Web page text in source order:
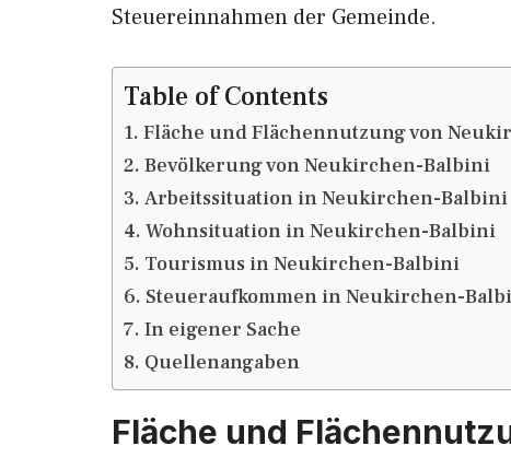
Steuereinnahmen der Gemeinde.
Table of Contents
Fläche und Flächennutzung von
Bevölkerung von Neukirchen-Balbini
Arbeitssituation in Neukirchen-Balbini
Wohnsituation in Neukirchen-Balbini
Tourismus in Neukirchen-Balbini
Steueraufkommen in Neukirchen-
In eigener Sache
Quellenangaben
Fläche und